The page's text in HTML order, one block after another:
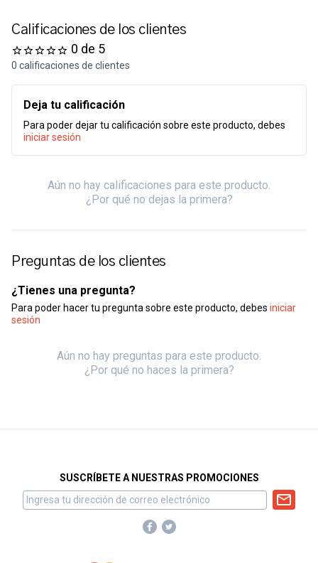
Calificaciones de los clientes
0 de 5
0 calificaciones de clientes
Deja tu calificación
Para poder dejar tu calificación sobre este producto, debes
iniciar sesión
Aún no hay calificaciones para este producto.
¿Por qué no dejas la primera?
Preguntas de los clientes
¿Tienes una pregunta?
Para poder hacer tu pregunta sobre este producto, debes iniciar
sesión
Aún no hay preguntas para este producto.
¿Por qué no haces la primera?
SUSCRÍBETE A NUESTRAS PROMOCIONES